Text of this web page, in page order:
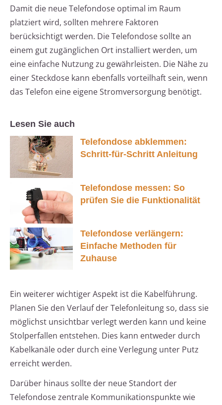
Damit die neue Telefondose optimal im Raum
platziert wird, sollten mehrere Faktoren
berücksichtigt werden. Die Telefondose sollte an
einem gut zugänglichen Ort installiert werden, um
eine einfache Nutzung zu gewährleisten. Die Nähe zu
einer Steckdose kann ebenfalls vorteilhaft sein, wenn
das Telefon eine eigene Stromversorgung benötigt.
Lesen Sie auch
Telefondose abklemmen:
Schritt-für-Schritt Anleitung
Telefondose messen: So
prüfen Sie die Funktionalität
Telefondose verlängern:
Einfache Methoden für
Zuhause
Ein weiterer wichtiger Aspekt ist die Kabelführung.
Planen Sie den Verlauf der Telefonleitung so, dass sie
möglichst unsichtbar verlegt werden kann und keine
Stolperfallen entstehen. Dies kann entweder durch
Kabelkanäle oder durch eine Verlegung unter Putz
erreicht werden.
Darüber hinaus sollte der neue Standort der
Telefondose zentrale Kommunikationspunkte wie